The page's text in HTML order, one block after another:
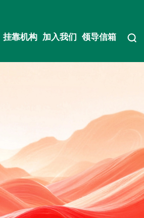
挂靠机构 加入我们 领导信箱